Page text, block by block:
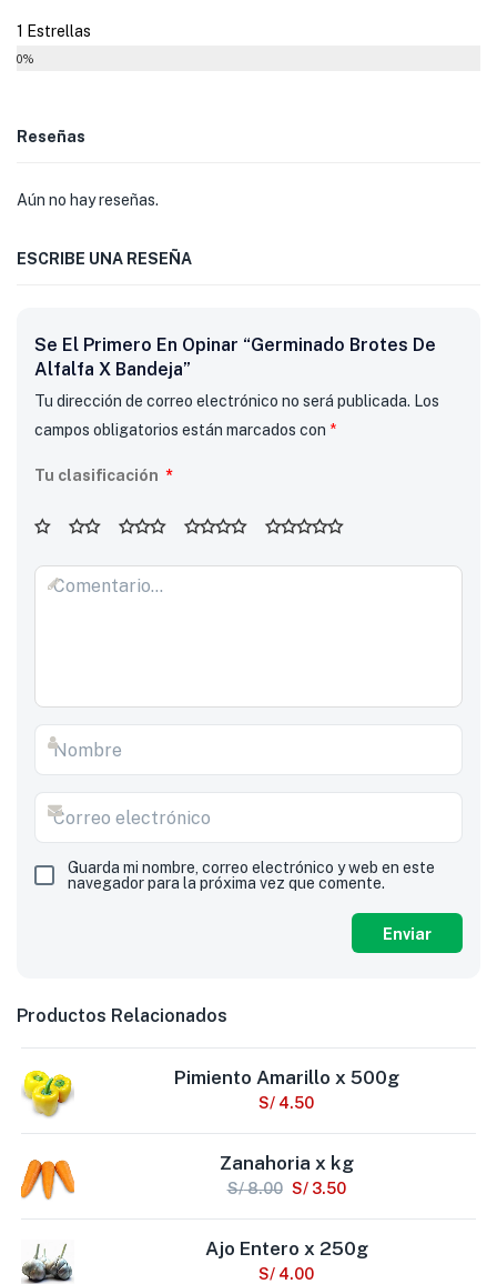
1 Estrellas
0%
Reseñas
Aún no hay reseñas.
ESCRIBE UNA RESEÑA
Se El Primero En Opinar “Germinado Brotes De
Alfalfa X Bandeja”
Tu dirección de correo electrónico no será publicada. Los
campos obligatorios están marcados con *
Tu clasificación *
Guarda mi nombre, correo electrónico y web en este
navegador para la próxima vez que comente.
Productos Relacionados
Pimiento Amarillo x 500g
S/ 4.50
Zanahoria x kg
S/8.00 S/3.50
Ajo Entero x 250g
S/ 4.00